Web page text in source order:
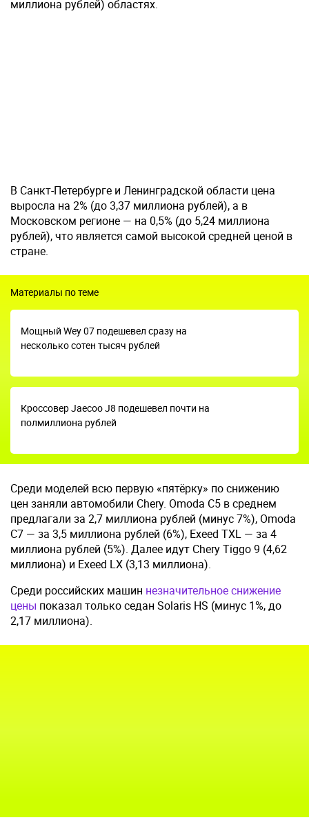
миллиона рублей) областях.
В Санкт-Петербурге и Ленинградской области цена
выросла на 2% (до 3,37 миллиона рублей), а в
Московском регионе — на 0,5% (до 5,24 миллиона
рублей), что является самой высокой средней ценой в
стране.
Материалы по теме
Мощный Wey 07 подешевел сразу на
несколько сотен тысяч рублей
Кроссовер Jaecoo J8 подешевел почти на
полмиллиона рублей
Среди моделей всю первую «пятёрку» по снижению
цен заняли автомобили Chery. Omoda C5 в среднем
предлагали за 2,7 миллиона рублей (минус 7%), Omoda
C7 — за 3,5 миллиона рублей (6%), Exeed TXL — за 4
миллиона рублей (5%). Далее идут Chery Tiggo 9 (4,62
миллиона) и Exeed LX (3,13 миллиона).
Среди российских машин незначительное снижение
цены показал только седан Solaris HS (минус 1%, до
2,17 миллиона).